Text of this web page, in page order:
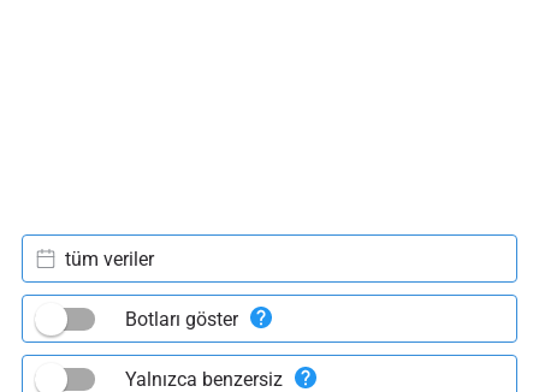
tüm veriler
Botları göster
Yalnızca benzersiz